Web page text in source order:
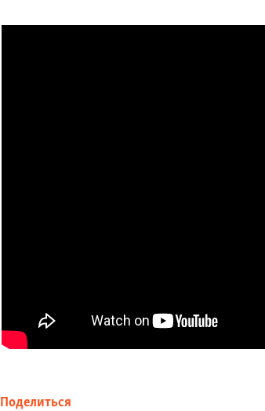
Поделиться